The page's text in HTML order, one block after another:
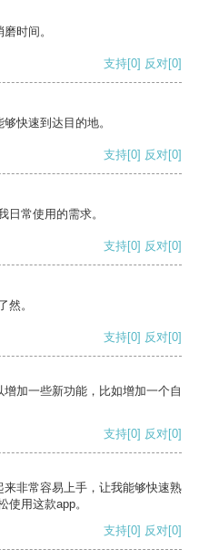
时间。
支持[0] 反对[0]
快速到达目的地。
支持[0] 反对[0]
日常使用的需求。
支持[0] 反对[0]
然。
支持[0] 反对[0]
加一些新功能，比如增加一个自
支持[0] 反对[0]
非常容易上手，让我能够快速熟
使用这款app。
支持[0] 反对[0]